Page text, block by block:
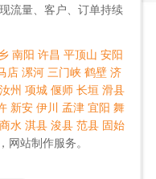
流量、客户、订单持续
南阳 许昌 平顶山 安阳
店 漯河 三门峡 鹤壁 济
汝州 项城 偃师 长垣 滑县
新安 伊川 孟津 宜阳 舞
商水 淇县 浚县 范县 固始
网站制作服务。